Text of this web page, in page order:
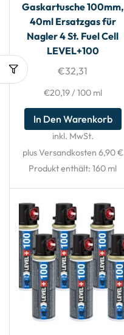
Gaskartusche 100mm,
40ml Ersatzgas für
Nagler 4 St. Fuel Cell
LEVEL+100
€32,31
€20,19/ 100 ml
In Den Warenkorb
inkl. MwSt.
plus Versandkosten 6,90 €
Produkt enthält: 160 ml